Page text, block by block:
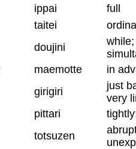
ippai
full
taitei
doujini
while;
maemotte
in
girigiri
just
very
pittari
totsuzen